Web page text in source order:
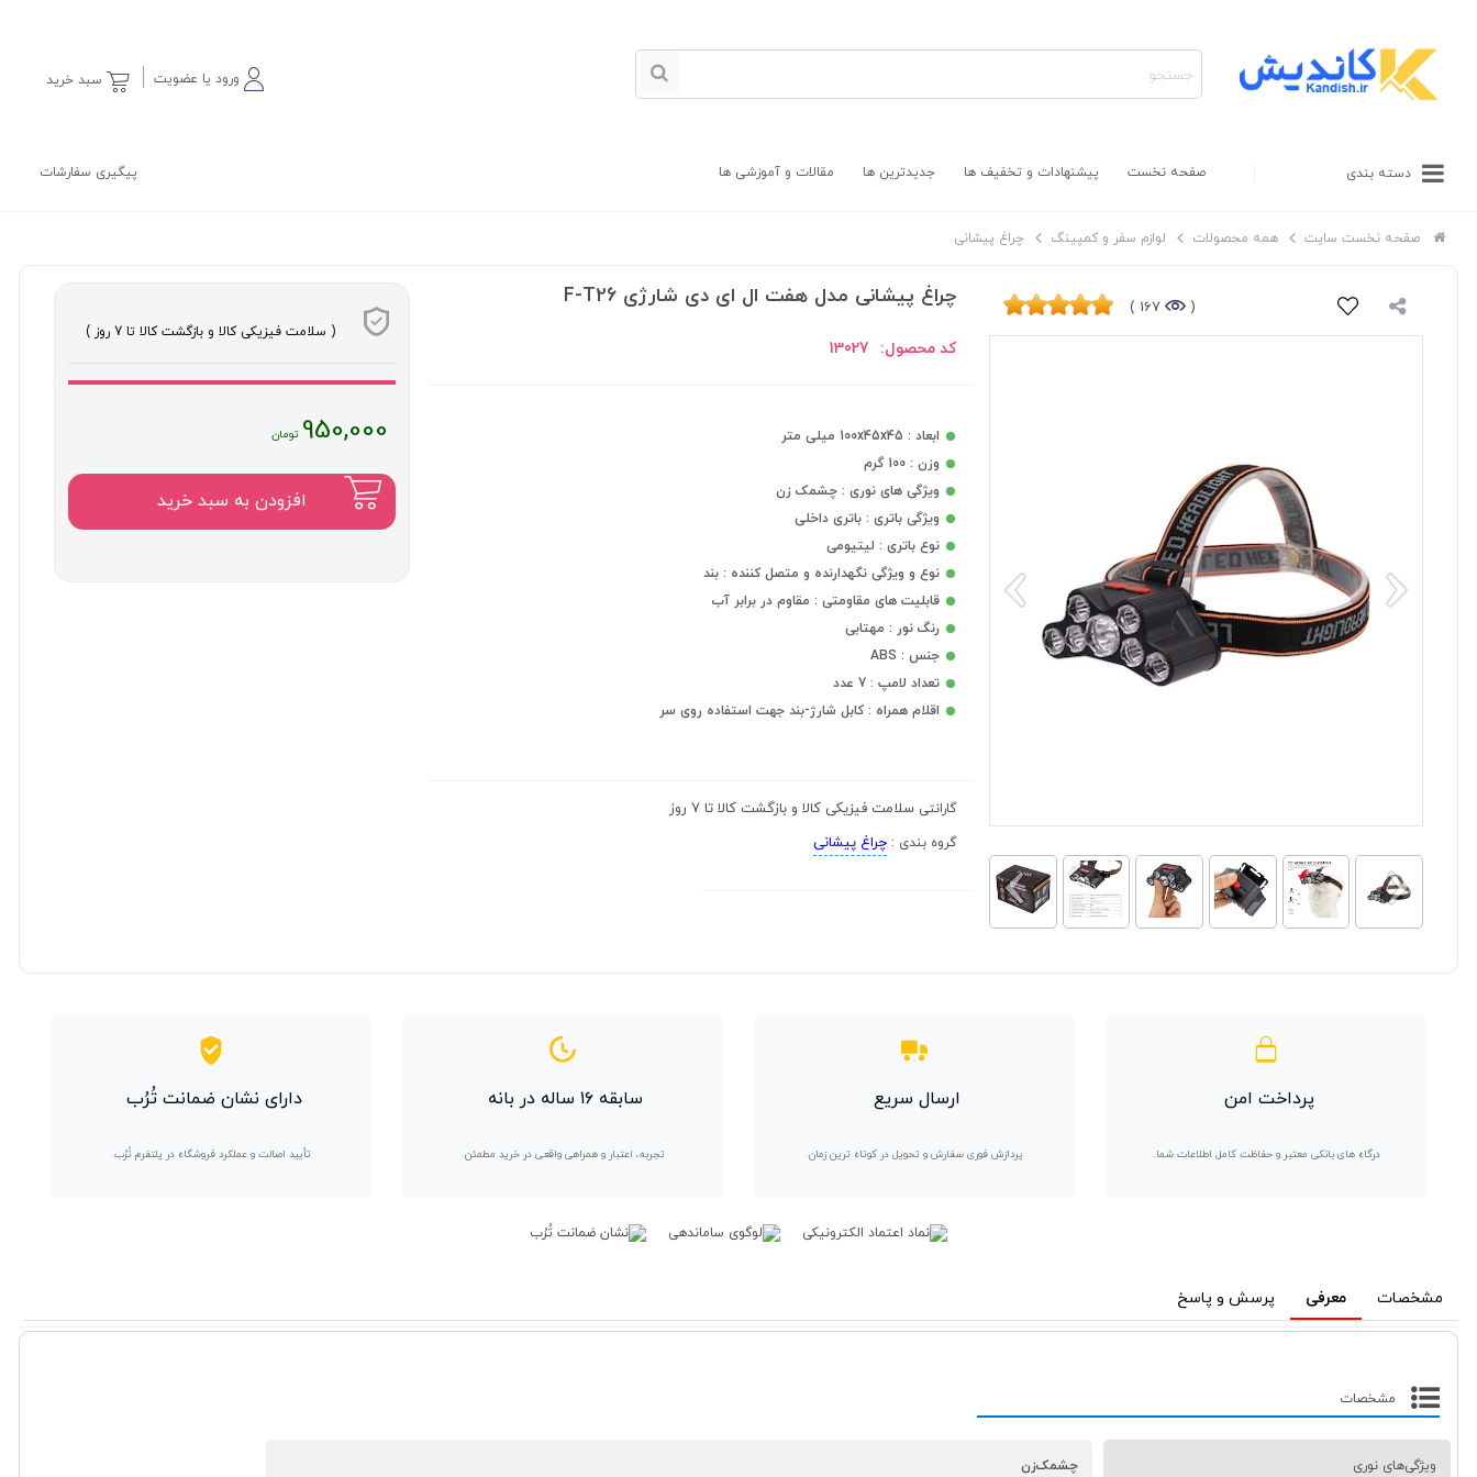
سبد خرید ورود یا عضویت
دسته بندی صفحه نخست پیشنهادات و تخفیف ها جدیدترین ها مقالات و آموزشی ها پیگیری سفارشات
صفحه نخست سایت همه محصولات لوازم سفر و کمپینگ چراغ پیشانی
(
167 ) چراغ پیشانی مدل هفت ال ای دی شارژی F-T26
کد محصول: 13027
ابعاد : 100x45x45 میلی متر
وزن : 100 گرم
ویژگی های نوری : چشمک زن
ویژگی باتری : باتری داخلی
نوع باتری : لیتیومی
نوع و ویژگی نگهدارنده و متصل کننده : بند
قابلیت های مقاومتی : مقاوم در برابر آب
رنگ نور : مهتابی
جنس : ABS
تعداد لامپ : 7 عدد
اقلام همراه : کابل شارژ-بند جهت استفاده روی سر
گارانتی سلامت فیزیکی کالا و بازگشت کالا تا 7 روز
گروه بندی :چراغ پیشانی
( سلامت فیزیکی کالا و بازگشت کالا تا 7 روز )
950,000قیمت
فعلی
:
۹۵۰,۰۰۰
افزودن به سبد خرید
پرداخت امن
درگاه های بانکی معتبر و حفاظت کامل اطلاعات شما.
ارسال سریع
پردازش فوری سفارش و تحویل در کوتاه ترین زمان.
سابقه ۱۶ ساله در بانه
تجربه، اعتبار و همراهی واقعی در خرید مطمئن.
دارای نشان ضمانت تُرُب
تأیید اصالت و عملکرد فروشگاه در پلتفرم تُرُب.
مشخصات معرفی پرسش و پاسخ
مشخصات
ویژگی‌های نوری چشمک‌زن